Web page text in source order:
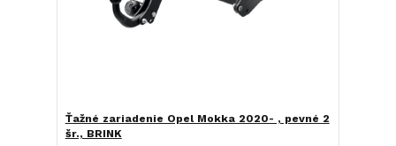
Ťažné zariadenie Opel Mokka 2020- , pevné 2
šr., BRINK